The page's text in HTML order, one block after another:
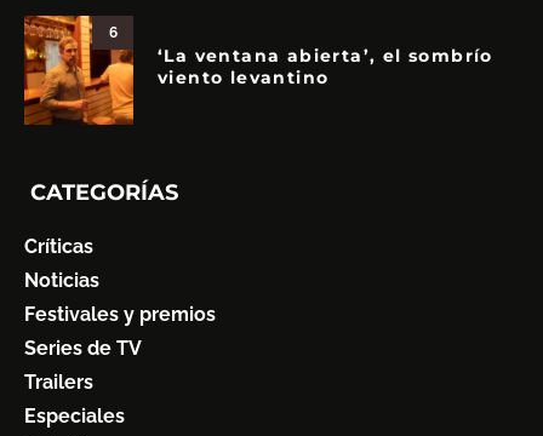
6
‘La ventana abierta’, el sombrío
viento levantino
CATEGORÍAS
Críticas
Noticias
Festivales y premios
Series de TV
Trailers
Especiales